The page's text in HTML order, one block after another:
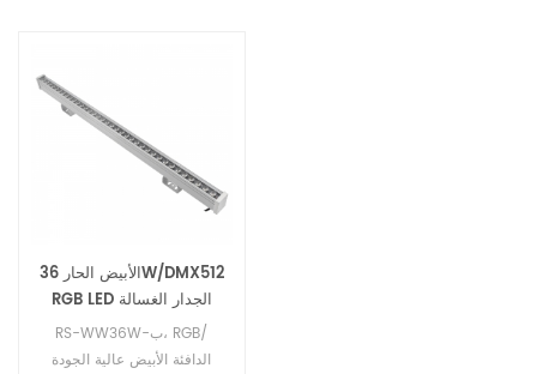
الأبيض الحار 36W/DMX512
RGB LED الجدار الغسالة
الخفيفة IP65RS-WW36W-ب، RGB/
الدافئة الأبيض عالية الجودة